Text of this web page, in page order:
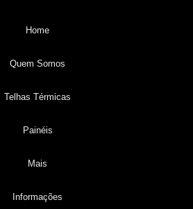
Home
Quem Somos
Telhas Térmicas
Painéis
Mais
Informações